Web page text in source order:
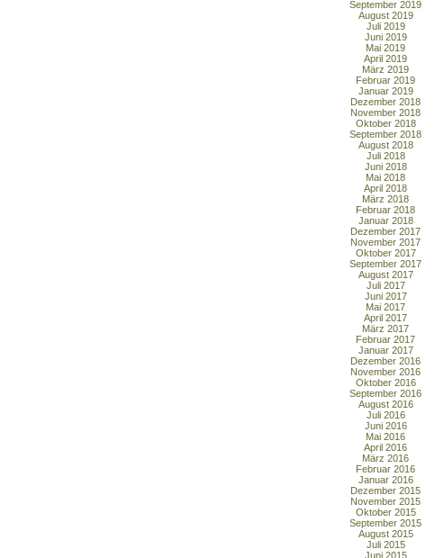
September 2019
August 2019
Juli 2019
Juni 2019
Mai 2019
April 2019
März 2019
Februar 2019
Januar 2019
Dezember 2018
November 2018
Oktober 2018
September 2018
August 2018
Juli 2018
Juni 2018
Mai 2018
April 2018
März 2018
Februar 2018
Januar 2018
Dezember 2017
November 2017
Oktober 2017
September 2017
August 2017
Juli 2017
Juni 2017
Mai 2017
April 2017
März 2017
Februar 2017
Januar 2017
Dezember 2016
November 2016
Oktober 2016
September 2016
August 2016
Juli 2016
Juni 2016
Mai 2016
April 2016
März 2016
Februar 2016
Januar 2016
Dezember 2015
November 2015
Oktober 2015
September 2015
August 2015
Juli 2015
Juni 2015